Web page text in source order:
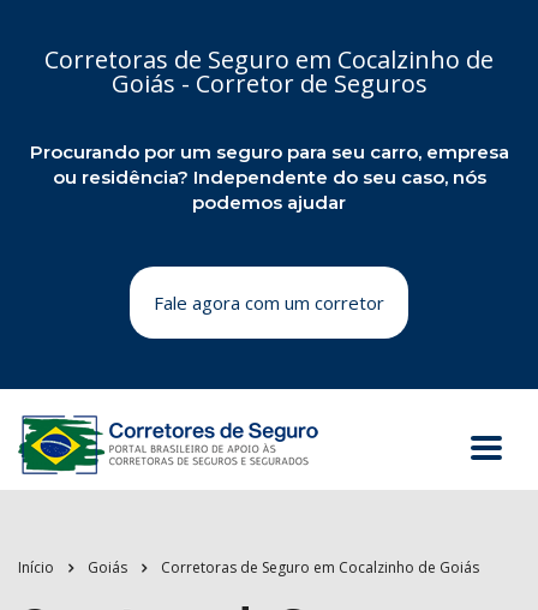
Corretoras de Seguro em Cocalzinho de
Goiás - Corretor de Seguros
Procurando por um seguro para seu carro, empresa
ou residência? Independente do seu caso, nós
podemos ajudar
Fale agora com um corretor
Início Goiás Corretoras de Seguro em Cocalzinho de Goiás